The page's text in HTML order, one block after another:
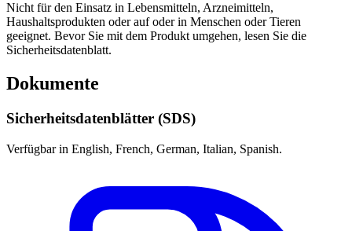
Nicht für den Einsatz in Lebensmitteln, Arzneimitteln,
Haushaltsprodukten oder auf oder in Menschen oder Tieren
geeignet. Bevor Sie mit dem Produkt umgehen, lesen Sie die
Sicherheitsdatenblatt.
Dokumente
Sicherheitsdatenblätter (SDS)
Verfügbar in English, French, German, Italian, Spanish.